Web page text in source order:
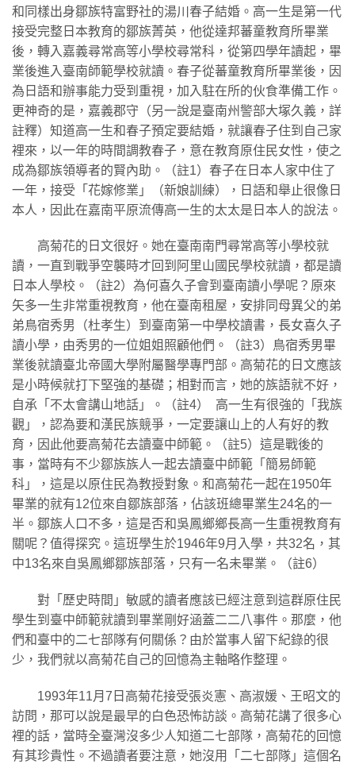
和同樣出身鄒族特富野社的湯川春子結婚。高一生是第一代
接受完整日本教育的鄒族菁英，他從達邦蕃童教育所畢業
後，轉入嘉義尋常高等小學校尋常科，從第四學年讀起，畢
業後進入臺南師範學校就讀。春子從蕃童教育所畢業後，因
為日語和辦事能力受到重視，加入駐在所的伙食準備工作。
更神奇的是，嘉義郡守（另一說是臺南州警部大塚久義，詳
註釋）知道高一生和春子預定要結婚，就讓春子住到自己家
裡來，以一年的時間調教春子，意在教育原住民女性，使之
成為鄒族領導者的賢內助。（註1）春子在日本人家中住了
一年，接受「花嫁修業」（新娘訓練），日語和舉止很像日
本人，因此在嘉南平原流傳高一生的太太是日本人的說法。
高菊花的日文很好。她在臺南南門尋常高等小學校就
讀，一直到戰爭空襲時才回到阿里山國民學校就讀，都是讀
日本人學校。（註2）為何喜久子會到臺南讀小學呢？原來
矢多一生非常重視教育，他在臺南租屋，安排同母異父的弟
弟鳥宿秀男（杜孝生）到臺南第一中學校讀書，長女喜久子
讀小學，由秀男的一位姐姐照顧他們。（註3）鳥宿秀男畢
業後就讀臺北帝國大學附屬醫學專門部。高菊花的日文應該
是小時候就打下堅強的基礎；相對而言，她的族語就不好，
自承「不太會講山地話」。（註4） 高一生有很強的「我族
觀」，認為要和漢民族競爭，一定要讓山上的人有好的教
育，因此他要高菊花去讀臺中師範。（註5）這是戰後的
事，當時有不少鄒族族人一起去讀臺中師範「簡易師範
科」，這是以原住民為教授對象。和高菊花一起在1950年
畢業的就有12位來自鄒族部落，佔該班總畢業生24名的一
半。鄒族人口不多，這是否和吳鳳鄉鄉長高一生重視教育有
關呢？值得探究。這班學生於1946年9月入學，共32名，其
中13名來自吳鳳鄉鄒族部落，只有一名未畢業。（註6）
對「歷史時間」敏感的讀者應該已經注意到這群原住民
學生到臺中師範就讀到畢業剛好涵蓋二二八事件。那麼，他
們和臺中的二七部隊有何關係？由於當事人留下紀錄的很
少，我們就以高菊花自己的回憶為主軸略作整理。
1993年11月7日高菊花接受張炎憲、高淑媛、王昭文的
訪問，那可以說是最早的白色恐怖訪談。高菊花講了很多心
裡的話，當時全臺灣沒多少人知道二七部隊，高菊花的回憶
有其珍貴性。不過讀者要注意，她沒用「二七部隊」這個名